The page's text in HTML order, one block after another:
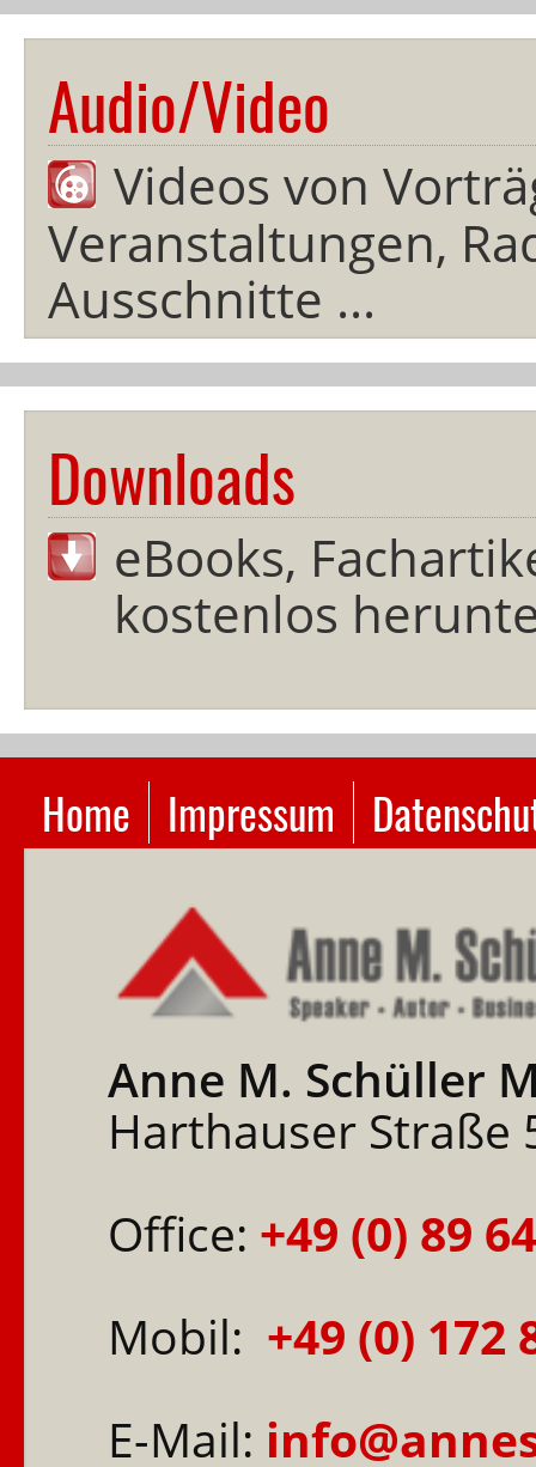
Audio/Video
Videos von
Veranstaltungen,
Ausschnitte ...
Downloads
eBooks,
kostenlos
Navigation
überspringen
Home Impressum
Anne M. Schüller
Harthauser Straße
Office: +49 (0) 89
Mobil: +49 (0) 172
E-Mail: